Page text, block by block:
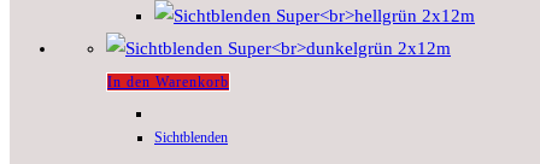
In den Warenkorb
Sichtblenden